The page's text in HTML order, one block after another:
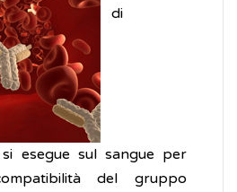
di
esegue sul sangue per
del gruppo